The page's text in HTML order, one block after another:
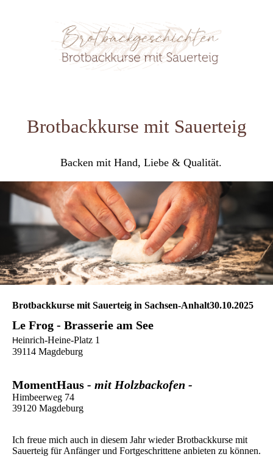
Brotbackkurse mit Sauerteig
Backen mit Hand, Liebe & Qualität.
Brotbackkurse mit Sauerteig in Sachsen-Anhalt30.10.2025
Le Frog - Brasserie am See
Heinrich-Heine-Platz 1
39114 Magdeburg
MomentHaus - mit Holzbackofen -
Himbeerweg 74
39120 Magdeburg
Ich freue mich auch in diesem Jahr wieder Brotbackkurse mit
Sauerteig für Anfänger und Fortgeschrittene anbieten zu können.